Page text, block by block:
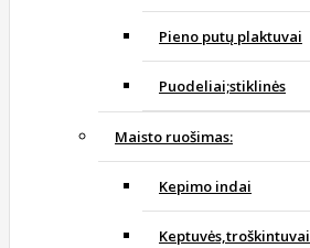
Pieno putų plaktuvai
Puodeliai;stiklinės
Maisto ruošimas:
Kepimo indai
Keptuvės,troškintuvai